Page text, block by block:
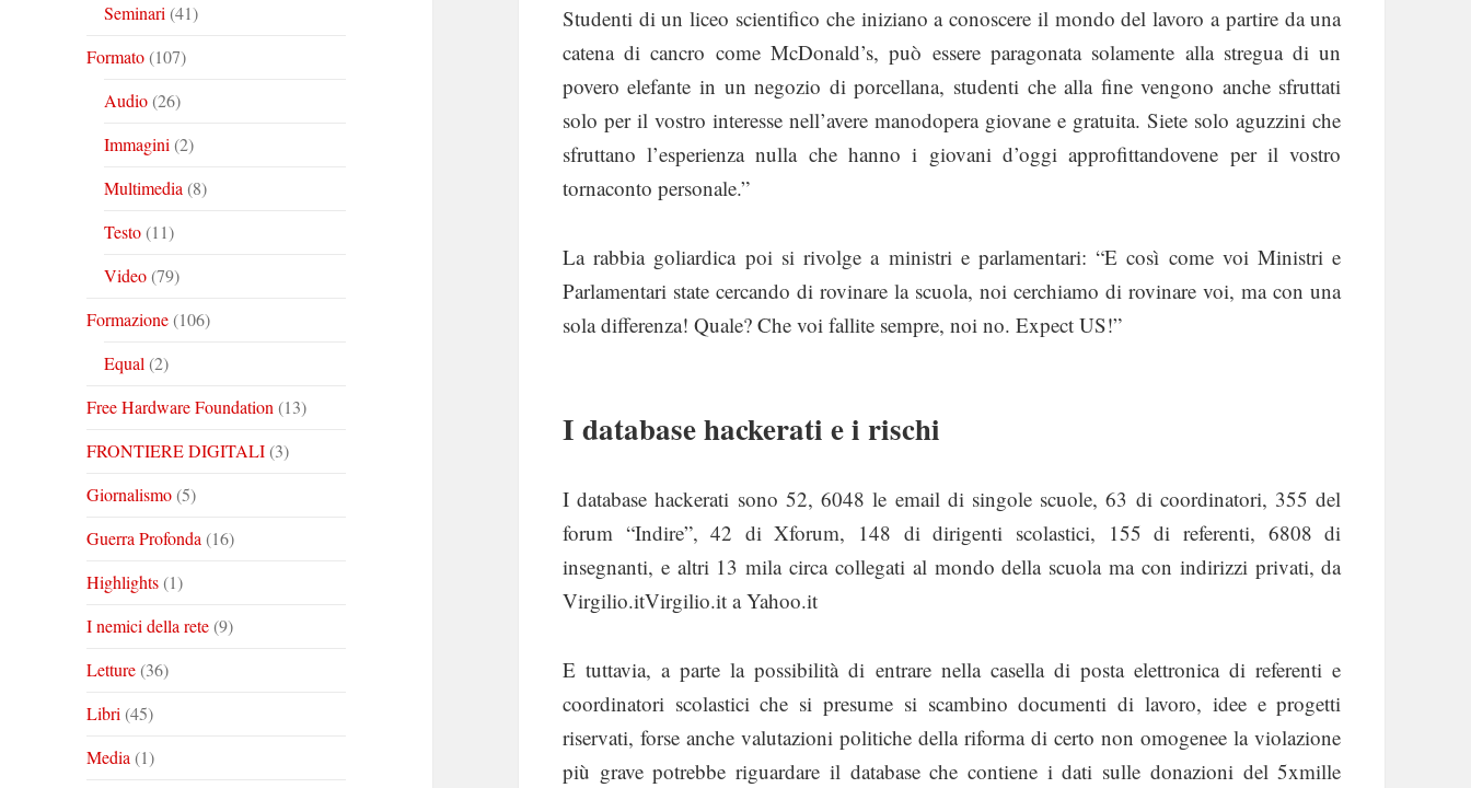
Seminari (41)
Formato(107)
Audio(26)
Immagini (2)
Multimedia (8)
Testo(11)
Video(79)
Formazione(106)
Equal (2)
Free Hardware Foundation (13)
FRONTIERE DIGITALI(3)
Giornalismo(5)
Guerra Profonda (16)
Highlights(1)
I nemici della rete(9)
Letture(36)
Libri (45)
Media (1)
Studenti di un liceo scientifico che iniziano a conoscere il mondo del lavoro a partire da una
catena di cancro come McDonald’s, può essere paragonata solamente alla stregua di un
povero elefante in un negozio di porcellana, studenti che alla fine vengono anche sfruttati
solo per il vostro interesse nell’avere manodopera giovane e gratuita. Siete solo aguzzini che
sfruttano l’esperienza nulla che hanno i giovani d’oggi approfittandovene per il vostro
tornaconto personale.”
La rabbia goliardica poi si rivolge a ministri e parlamentari: “E così come voi Ministri e
Parlamentari state cercando di rovinare la scuola, noi cerchiamo di rovinare voi, ma con una
sola differenza! Quale? Che voi fallite sempre, noi no. Expect US!”
I database hackerati e i rischi
I database hackerati sono 52, 6048 le email di singole scuole, 63 di coordinatori, 355 del
forum “Indire”, 42 di Xforum, 148 di dirigenti scolastici, 155 di referenti, 6808 di
insegnanti, e altri 13 mila circa collegati al mondo della scuola ma con indirizzi privati, da
Virgilio.itVirgilio.it a Yahoo.it
E tuttavia, a parte la possibilità di entrare nella casella di posta elettronica di referenti e
coordinatori scolastici che si presume si scambino documenti di lavoro, idee e progetti
riservati, forse anche valutazioni politiche della riforma di certo non omogenee la violazione
più grave potrebbe riguardare il database che contiene i dati sulle donazioni del 5xmille